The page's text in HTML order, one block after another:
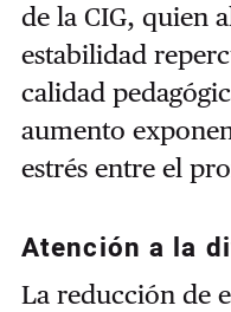
de la CIG, quien
estabilidad
calidad
aumento
estrés entre el
Atención a la
La reducción de